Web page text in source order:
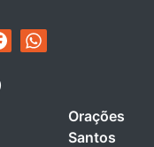
Orações
Santos